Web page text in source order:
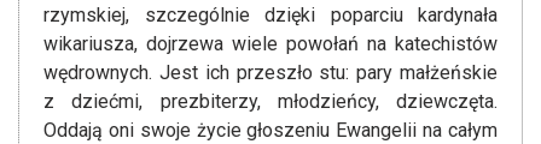
rzymskiej, szczególnie dzięki poparciu kardynała
wikariusza, dojrzewa wiele powołań na katechistów
wędrownych. Jest ich przeszło stu: pary małżeńskie
z dziećmi, prezbiterzy, młodzieńcy, dziewczęta.
Oddają oni swoje życie głoszeniu Ewangelii na całym